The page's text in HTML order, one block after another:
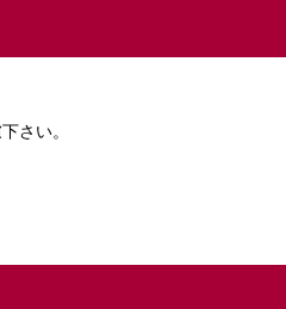
さい。